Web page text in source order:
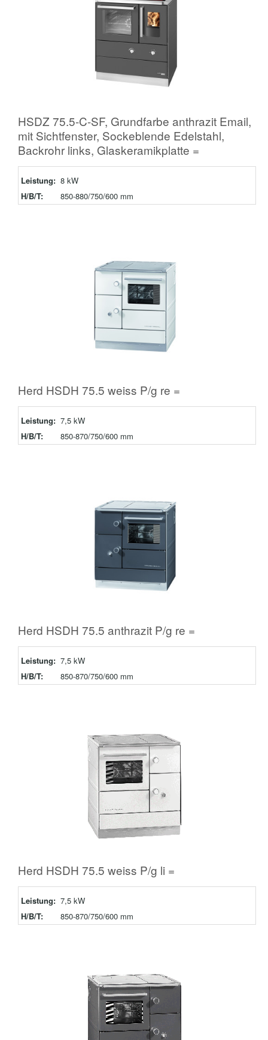
HSDZ 75.5-C-SF, Grundfarbe anthrazit Email,
mit Sichtfenster, Sockeblende Edelstahl,
Backrohr links, Glaskeramikplatte =
Leistung: 8 kW
H/B/T:
850-880/750/600 mm
Herd HSDH 75.5 weiss P/g re =
Leistung: 7,5 kW
H/B/T:
850-870/750/600 mm
Herd HSDH 75.5 anthrazit P/g re =
Leistung: 7,5 kW
H/B/T:
850-870/750/600 mm
Herd HSDH 75.5 weiss P/g li =
Leistung: 7,5 kW
H/B/T:
850-870/750/600 mm